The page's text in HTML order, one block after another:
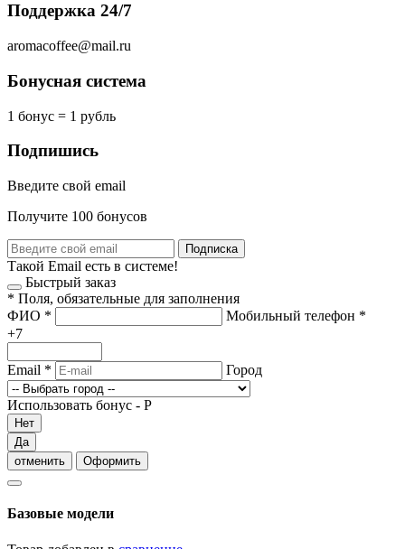
Поддержка 24/7
aromacoffee@mail.ru
Бонусная система
1 бонус = 1 рубль
Подпишись
Введите свой email
Получите 100 бонусов
Подписка
Такой Email есть в системе!
Быстрый заказ
* Поля, обязательные для заполнения
ФИО * Мобильный телефон *
+7
Email * Город
Использовать бонус - Р
Нет
Да
отменить
Оформить
Базовые модели